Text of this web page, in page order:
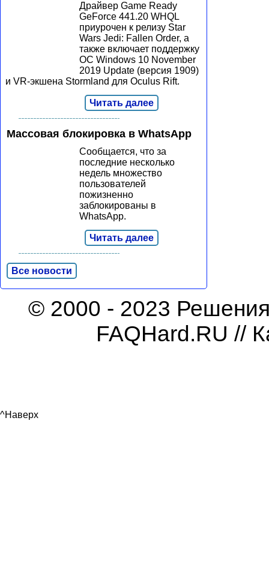
Драйвер Game Ready
GeForce 441.20 WHQL
приурочен к релизу Star
Wars Jedi: Fallen Order, а
также включает поддержку
ОС Windows 10 November
2019 Update (версия 1909)
и VR-экшена Stormland для Oculus Rift.
Читать далее
Массовая блокировка в WhatsApp
Сообщается, что за
последние несколько
недель множество
пользователей
пожизненно
заблокированы в
WhatsApp.
Читать далее
Все новости
© 2000 - 2023
FAQHard.RU //
^Наверх